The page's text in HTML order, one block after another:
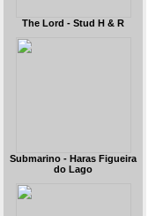
The Lord - Stud H & R
Submarino - Haras Figueira
do Lago